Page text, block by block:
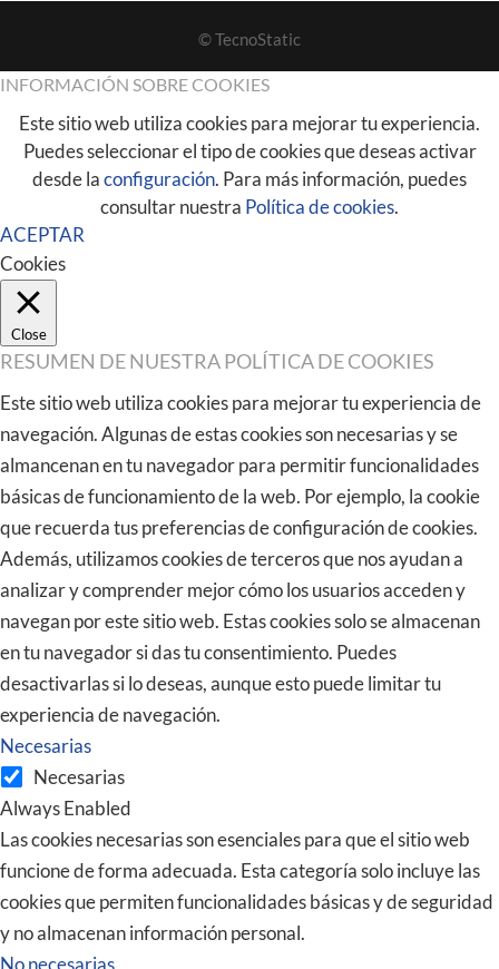
© TecnoStatic
INFORMACIÓN SOBRE COOKIES
Este sitio web utiliza cookies para mejorar tu experiencia.
Puedes seleccionar el tipo de cookies que deseas activar
desde laconfiguración. Para más información, puedes
consultar nuestra Política de cookies.
ACEPTAR
Cookies
Close
RESUMEN DE NUESTRA POLÍTICA DE COOKIES
Este sitio web utiliza cookies para mejorar tu experiencia de
navegación. Algunas de estas cookies son necesarias y se
almancenan en tu navegador para permitir funcionalidades
básicas de funcionamiento de la web. Por ejemplo, la cookie
que recuerda tus preferencias de configuración de cookies.
Además, utilizamos cookies de terceros que nos ayudan a
analizar y comprender mejor cómo los usuarios acceden y
navegan por este sitio web. Estas cookies solo se almacenan
en tu navegador si das tu consentimiento. Puedes
desactivarlas si lo deseas, aunque esto puede limitar tu
experiencia de navegación.
Necesarias
Necesarias
Always Enabled
Las cookies necesarias son esenciales para que el sitio web
funcione de forma adecuada. Esta categoría solo incluye las
cookies que permiten funcionalidades básicas y de seguridad
y no almacenan información personal.
No necesarias